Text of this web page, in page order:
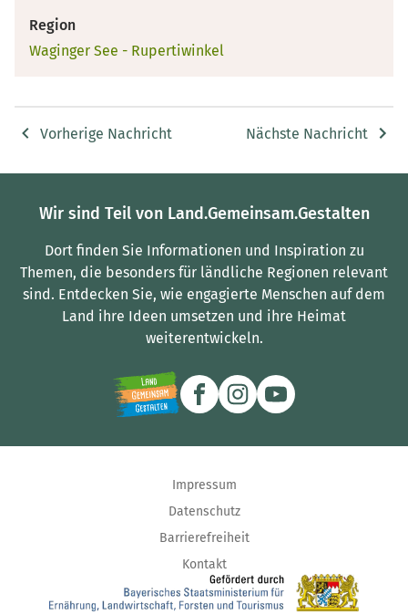
Region
Waginger See - Rupertiwinkel
Vorherige Nachricht Nächste Nachricht
Wir sind Teil von Land.Gemeinsam.Gestalten
Dort finden Sie Informationen und Inspiration zu
Themen, die besonders für ländliche Regionen relevant
sind. Entdecken Sie, wie engagierte Menschen auf dem
Land ihre Ideen umsetzen und ihre Heimat
weiterentwickeln.
Impressum
Datenschutz
Barrierefreiheit
Kontakt